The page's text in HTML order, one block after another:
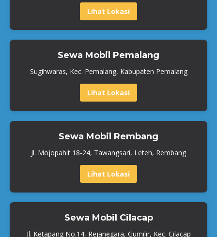
Lihat Lokasi
Sewa Mobil Pemalang
Sugihwaras, Kec. Pemalang, Kabupaten Pemalang
Lihat Lokasi
Sewa Mobil Rembang
Jl. Mojopahit 18-24, Tawangsari, Leteh, Rembang
Lihat Lokasi
Sewa Mobil Cilacap
Jl. Ketapang No.14, Rejanegara, Gumilir, Kec. Cilacap